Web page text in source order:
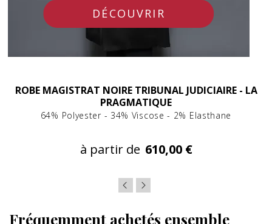
DÉCOUVRIR
ROBE MAGISTRAT NOIRE TRIBUNAL JUDICIAIRE - LA
PRAGMATIQUE
64% Polyester - 34% Viscose - 2% Elasthane
à partir de 610,00 €
Fréquemment achetés ensemble